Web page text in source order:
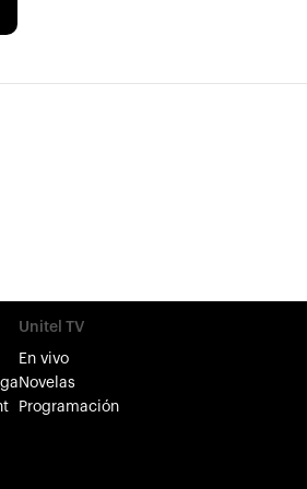
Unitel TV
En vivo
Novelas
Programación